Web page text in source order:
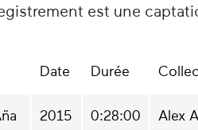
est une
Date Durée
2015 0:28:00 Alex